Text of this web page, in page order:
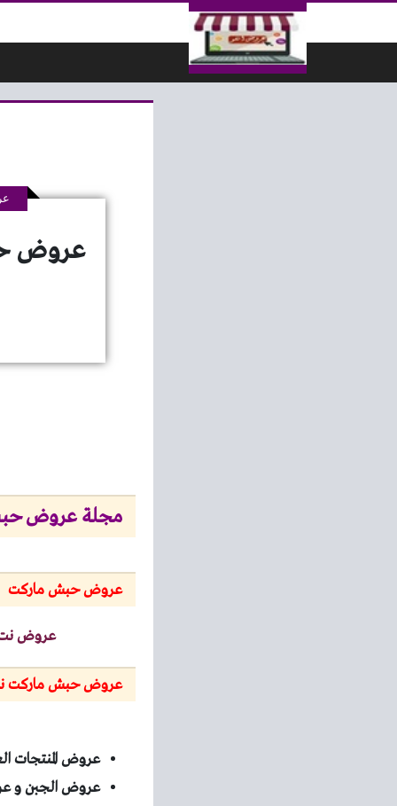
التخطي إلى المحتوى
مجلة عروض حبش ماركت
عروض حبش ماركت
عروض
عروض حبش ماركت
عروض المنتجات
عروض الجبن و